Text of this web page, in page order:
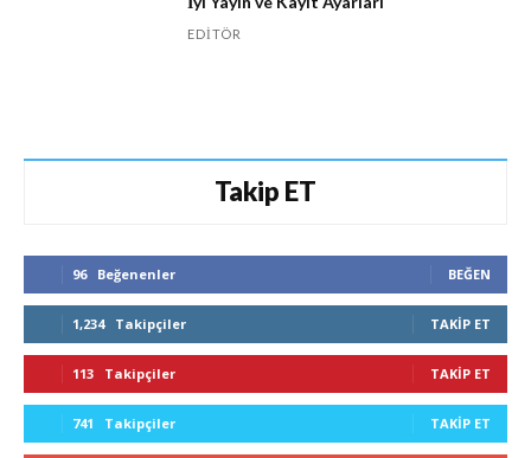
EDITÖR
Takip ET
96 Beğenenler BEĞEN
1,234 Takipçiler TAKIP ET
113 Takipçiler TAKIP ET
741 Takipçiler TAKIP ET